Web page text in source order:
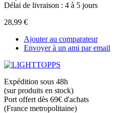
Délai de livraison : 4 à 5 jours
28,99 €
Ajouter au comparateur
Envoyer à un ami par email
Expédition sous 48h
(sur produits en stock)
Port offert dès 69€ d'achats
(France metropolitaine)